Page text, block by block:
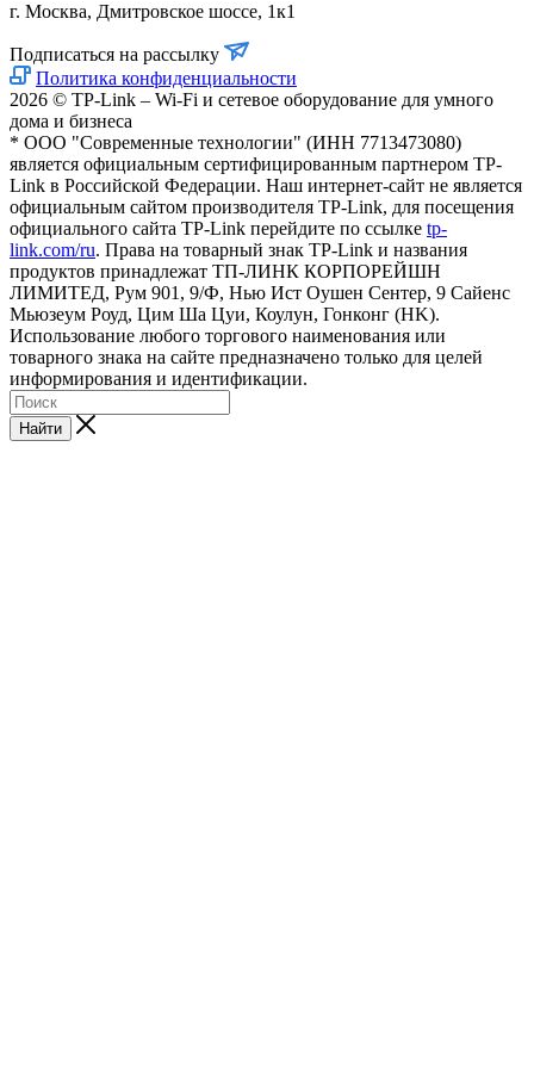
г. Москва, Дмитровское шоссе, 1к1
Подписаться на рассылку
Политика конфиденциальности
2026 © TP-Link – Wi-Fi и сетевое оборудование для умного
дома и бизнеса
* ООО "Современные технологии" (ИНН 7713473080)
является официальным сертифицированным партнером TP-
Link в Российской Федерации. Наш интернет-сайт не является
официальным сайтом производителя TP-Link, для посещения
официального сайта TP-Link перейдите по ссылке tp-
link.com/ru. Права на товарный знак TP-Link и названия
продуктов принадлежат ТП-ЛИНК КОРПОРЕЙШН
ЛИМИТЕД, Рум 901, 9/Ф, Нью Ист Оушен Сентер, 9 Сайенс
Мьюзеум Роуд, Цим Ша Цуи, Коулун, Гонконг (HK).
Использование любого торгового наименования или
товарного знака на сайте предназначено только для целей
информирования и идентификации.
Найти